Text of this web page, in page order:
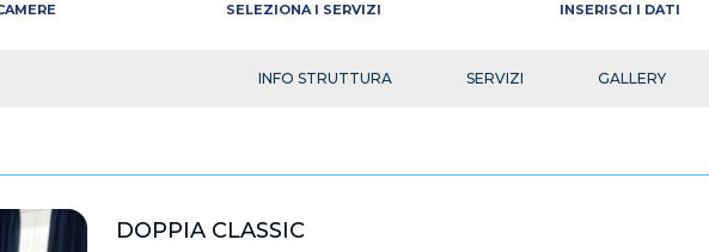
SELEZIONA I SERVIZI INSERISCI I DATI
INFO STRUTTURA SERVIZI GALLERY
DOPPIA CLASSIC